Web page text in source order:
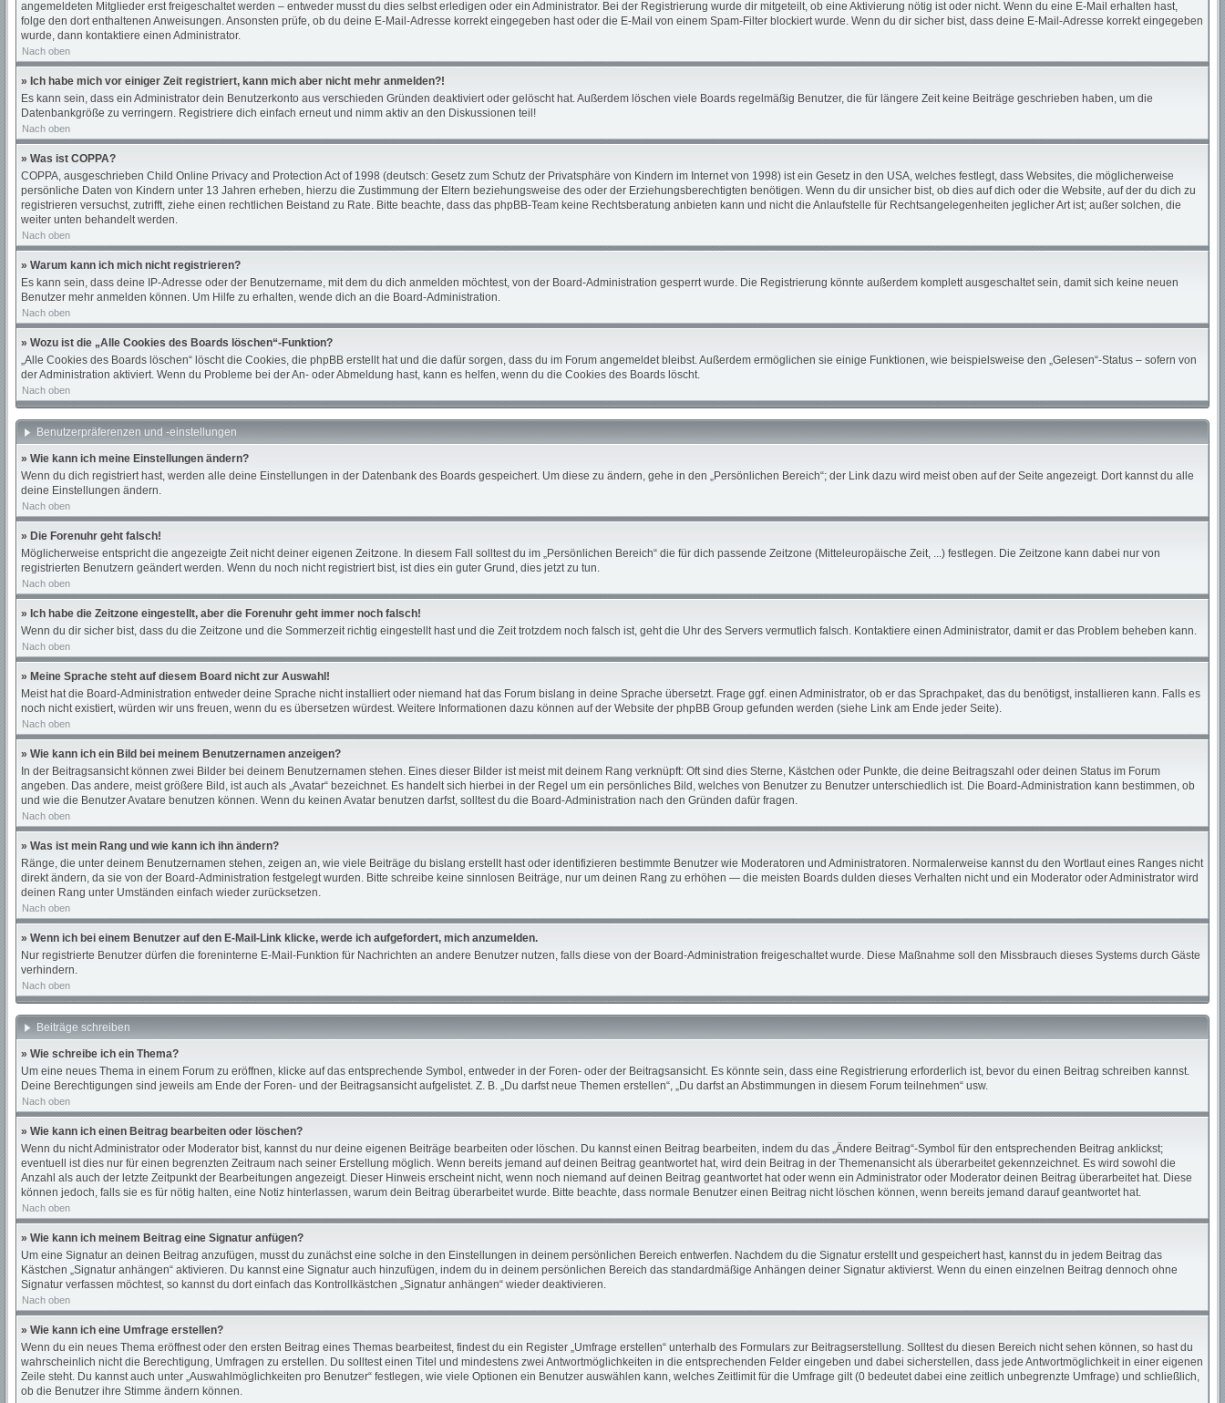
angemeldeten Mitglieder erst freigeschaltet werden – entweder musst du dies selbst erledigen oder ein Administrator. Bei der Registrierung wurde dir mitgeteilt, ob eine Aktivierung nötig ist oder nicht. Wenn du eine E-Mail erhalten hast,
folge den dort enthaltenen Anweisungen. Ansonsten prüfe, ob du deine E-Mail-Adresse korrekt eingegeben hast oder die E-Mail von einem Spam-Filter blockiert wurde. Wenn du dir sicher bist, dass deine E-Mail-Adresse korrekt eingegeben
wurde, dann kontaktiere einen Administrator.
Nach oben
» Ich habe mich vor einiger Zeit registriert, kann mich aber nicht mehr anmelden?!
Es kann sein, dass ein Administrator dein Benutzerkonto aus verschieden Gründen deaktiviert oder gelöscht hat. Außerdem löschen viele Boards regelmäßig Benutzer, die für längere Zeit keine Beiträge geschrieben haben, um die
Datenbankgröße zu verringern. Registriere dich einfach erneut und nimm aktiv an den Diskussionen teil!
Nach oben
» Was ist COPPA?
COPPA, ausgeschrieben Child Online Privacy and Protection Act of 1998 (deutsch: Gesetz zum Schutz der Privatsphäre von Kindern im Internet von 1998) ist ein Gesetz in den USA, welches festlegt, dass Websites, die möglicherweise
persönliche Daten von Kindern unter 13 Jahren erheben, hierzu die Zustimmung der Eltern beziehungsweise des oder der Erziehungsberechtigten benötigen. Wenn du dir unsicher bist, ob dies auf dich oder die Website, auf der du dich zu
registrieren versuchst, zutrifft, ziehe einen rechtlichen Beistand zu Rate. Bitte beachte, dass das phpBB-Team keine Rechtsberatung anbieten kann und nicht die Anlaufstelle für Rechtsangelegenheiten jeglicher Art ist; außer solchen, die
weiter unten behandelt werden.
Nach oben
» Warum kann ich mich nicht registrieren?
Es kann sein, dass deine IP-Adresse oder der Benutzername, mit dem du dich anmelden möchtest, von der Board-Administration gesperrt wurde. Die Registrierung könnte außerdem komplett ausgeschaltet sein, damit sich keine neuen
Benutzer mehr anmelden können. Um Hilfe zu erhalten, wende dich an die Board-Administration.
Nach oben
» Wozu ist die „Alle Cookies des Boards löschen“-Funktion?
„Alle Cookies des Boards löschen“ löscht die Cookies, die phpBB erstellt hat und die dafür sorgen, dass du im Forum angemeldet bleibst. Außerdem ermöglichen sie einige Funktionen, wie beispielsweise den „Gelesen“-Status – sofern von
der Administration aktiviert. Wenn du Probleme bei der An- oder Abmeldung hast, kann es helfen, wenn du die Cookies des Boards löscht.
Nach oben
Benutzerpräferenzen und -einstellungen
» Wie kann ich meine Einstellungen ändern?
Wenn du dich registriert hast, werden alle deine Einstellungen in der Datenbank des Boards gespeichert. Um diese zu ändern, gehe in den „Persönlichen Bereich“; der Link dazu wird meist oben auf der Seite angezeigt. Dort kannst du alle
deine Einstellungen ändern.
Nach oben
» Die Forenuhr geht falsch!
Möglicherweise entspricht die angezeigte Zeit nicht deiner eigenen Zeitzone. In diesem Fall solltest du im „Persönlichen Bereich“ die für dich passende Zeitzone (Mitteleuropäische Zeit, ...) festlegen. Die Zeitzone kann dabei nur von
registrierten Benutzern geändert werden. Wenn du noch nicht registriert bist, ist dies ein guter Grund, dies jetzt zu tun.
Nach oben
» Ich habe die Zeitzone eingestellt, aber die Forenuhr geht immer noch falsch!
Wenn du dir sicher bist, dass du die Zeitzone und die Sommerzeit richtig eingestellt hast und die Zeit trotzdem noch falsch ist, geht die Uhr des Servers vermutlich falsch. Kontaktiere einen Administrator, damit er das Problem beheben kann.
Nach oben
» Meine Sprache steht auf diesem Board nicht zur Auswahl!
Meist hat die Board-Administration entweder deine Sprache nicht installiert oder niemand hat das Forum bislang in deine Sprache übersetzt. Frage ggf. einen Administrator, ob er das Sprachpaket, das du benötigst, installieren kann. Falls es
noch nicht existiert, würden wir uns freuen, wenn du es übersetzen würdest. Weitere Informationen dazu können auf der Website der phpBB Group gefunden werden (siehe Link am Ende jeder Seite).
Nach oben
» Wie kann ich ein Bild bei meinem Benutzernamen anzeigen?
In der Beitragsansicht können zwei Bilder bei deinem Benutzernamen stehen. Eines dieser Bilder ist meist mit deinem Rang verknüpft: Oft sind dies Sterne, Kästchen oder Punkte, die deine Beitragszahl oder deinen Status im Forum
angeben. Das andere, meist größere Bild, ist auch als „Avatar“ bezeichnet. Es handelt sich hierbei in der Regel um ein persönliches Bild, welches von Benutzer zu Benutzer unterschiedlich ist. Die Board-Administration kann bestimmen, ob
und wie die Benutzer Avatare benutzen können. Wenn du keinen Avatar benutzen darfst, solltest du die Board-Administration nach den Gründen dafür fragen.
Nach oben
» Was ist mein Rang und wie kann ich ihn ändern?
Ränge, die unter deinem Benutzernamen stehen, zeigen an, wie viele Beiträge du bislang erstellt hast oder identifizieren bestimmte Benutzer wie Moderatoren und Administratoren. Normalerweise kannst du den Wortlaut eines Ranges nicht
direkt ändern, da sie von der Board-Administration festgelegt wurden. Bitte schreibe keine sinnlosen Beiträge, nur um deinen Rang zu erhöhen — die meisten Boards dulden dieses Verhalten nicht und ein Moderator oder Administrator wird
deinen Rang unter Umständen einfach wieder zurücksetzen.
Nach oben
» Wenn ich bei einem Benutzer auf den E-Mail-Link klicke, werde ich aufgefordert, mich anzumelden.
Nur registrierte Benutzer dürfen die foreninterne E-Mail-Funktion für Nachrichten an andere Benutzer nutzen, falls diese von der Board-Administration freigeschaltet wurde. Diese Maßnahme soll den Missbrauch dieses Systems durch Gäste
verhindern.
Nach oben
Beiträge schreiben
» Wie schreibe ich ein Thema?
Um eine neues Thema in einem Forum zu eröffnen, klicke auf das entsprechende Symbol, entweder in der Foren- oder der Beitragsansicht. Es könnte sein, dass eine Registrierung erforderlich ist, bevor du einen Beitrag schreiben kannst.
Deine Berechtigungen sind jeweils am Ende der Foren- und der Beitragsansicht aufgelistet. Z. B. „Du darfst neue Themen erstellen“, „Du darfst an Abstimmungen in diesem Forum teilnehmen“ usw.
Nach oben
» Wie kann ich einen Beitrag bearbeiten oder löschen?
Wenn du nicht Administrator oder Moderator bist, kannst du nur deine eigenen Beiträge bearbeiten oder löschen. Du kannst einen Beitrag bearbeiten, indem du das „Ändere Beitrag“-Symbol für den entsprechenden Beitrag anklickst;
eventuell ist dies nur für einen begrenzten Zeitraum nach seiner Erstellung möglich. Wenn bereits jemand auf deinen Beitrag geantwortet hat, wird dein Beitrag in der Themenansicht als überarbeitet gekennzeichnet. Es wird sowohl die
Anzahl als auch der letzte Zeitpunkt der Bearbeitungen angezeigt. Dieser Hinweis erscheint nicht, wenn noch niemand auf deinen Beitrag geantwortet hat oder wenn ein Administrator oder Moderator deinen Beitrag überarbeitet hat. Diese
können jedoch, falls sie es für nötig halten, eine Notiz hinterlassen, warum dein Beitrag überarbeitet wurde. Bitte beachte, dass normale Benutzer einen Beitrag nicht löschen können, wenn bereits jemand darauf geantwortet hat.
Nach oben
» Wie kann ich meinem Beitrag eine Signatur anfügen?
Um eine Signatur an deinen Beitrag anzufügen, musst du zunächst eine solche in den Einstellungen in deinem persönlichen Bereich entwerfen. Nachdem du die Signatur erstellt und gespeichert hast, kannst du in jedem Beitrag das
Kästchen „Signatur anhängen“ aktivieren. Du kannst eine Signatur auch hinzufügen, indem du in deinem persönlichen Bereich das standardmäßige Anhängen deiner Signatur aktivierst. Wenn du einen einzelnen Beitrag dennoch ohne
Signatur verfassen möchtest, so kannst du dort einfach das Kontrollkästchen „Signatur anhängen“ wieder deaktivieren.
Nach oben
» Wie kann ich eine Umfrage erstellen?
Wenn du ein neues Thema eröffnest oder den ersten Beitrag eines Themas bearbeitest, findest du ein Register „Umfrage erstellen“ unterhalb des Formulars zur Beitragserstellung. Solltest du diesen Bereich nicht sehen können, so hast du
wahrscheinlich nicht die Berechtigung, Umfragen zu erstellen. Du solltest einen Titel und mindestens zwei Antwortmöglichkeiten in die entsprechenden Felder eingeben und dabei sicherstellen, dass jede Antwortmöglichkeit in einer eigenen
Zeile steht. Du kannst auch unter „Auswahlmöglichkeiten pro Benutzer“ festlegen, wie viele Optionen ein Benutzer auswählen kann, welches Zeitlimit für die Umfrage gilt (0 bedeutet dabei eine zeitlich unbegrenzte Umfrage) und schließlich,
ob die Benutzer ihre Stimme ändern können.